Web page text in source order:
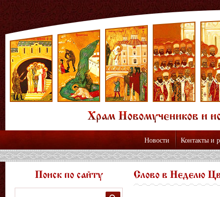
Новости Контакты и
Слово в Неделю
Поиск по сайту